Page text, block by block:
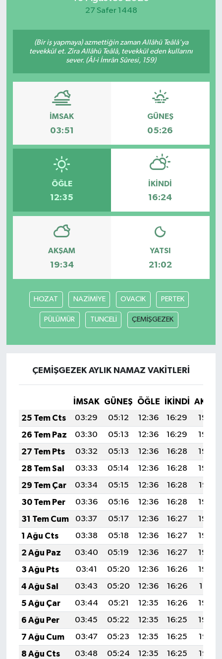
27 Safer 1448
(Bir iş yapmaya) azmettiğin zaman Allâhü Teâlâ'ya
tevekkül et. Zira Allâhü Teâlâ, tevekkül eden kullarını
sever. (Âl-i İmrân Sûresi, 159)
İMSAK
03:51
GÜNEŞ
05:26
ÖĞLE
12:35
İKINDI
16:24
AKŞAM
19:34
YATSI
21:02
HOZAT NAZİMİYE OVACIK PERTEK
PÜLÜMÜR TUNCELİ ÇEMİŞGEZEK
ÇEMİŞGEZEK AYLIK NAMAZ VAKITLERI
İMSAK GÜNEŞ ÖĞLE İKINDI
25 Tem Cts
03:29 05:12 12:36 16:29
19:50
26 Tem Paz
03:30 05:13 12:36 16:29
19:49
27 Tem Pts
03:32 05:13 12:36 16:28
19:49
28 Tem Sal
03:33 05:14 12:36 16:28
19:48
29 Tem Çar
03:34 05:15 12:36 16:28
19:47
30 Tem Per
03:36 05:16 12:36 16:28
19:46
31 Tem Cum
03:37 05:17 12:36 16:27
19:45
1 Ağu Cts
03:38 05:18 12:36 16:27
19:44
2 Ağu Paz
03:40 05:19 12:36 16:27
19:43
3 Ağu Pts
03:41 05:20 12:36 16:26
19:42
4 Ağu Sal
03:43 05:20 12:36 16:26
19:41
5 Ağu Çar
03:44 05:21 12:35 16:26
19:40
6 Ağu Per
03:45 05:22 12:35 16:25
19:39
7 Ağu Cum
03:47 05:23 12:35 16:25
19:37
8 Ağu Cts
03:48 05:24 12:35 16:25
19:36